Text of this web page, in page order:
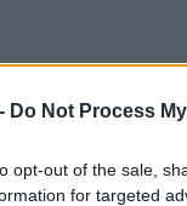
Do Not Process
opt-out of the sale,
for targeted